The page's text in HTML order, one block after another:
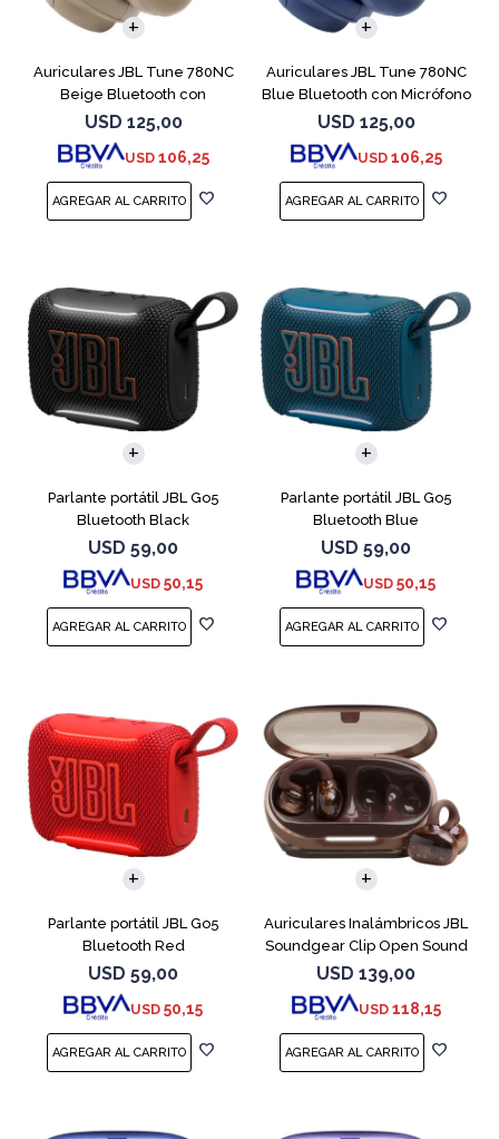
Auriculares JBL Tune 780NC
Beige Bluetooth con
Micrófono
USD 125,00
USD 106,25
Auriculares JBL Tune 780NC
Blue Bluetooth con Micrófono
USD 125,00
USD 106,25
Parlante portátil JBL Go5
Bluetooth Black
USD 59,00
USD 50,15
Parlante portátil JBL Go5
Bluetooth Blue
USD 59,00
USD 50,15
Parlante portátil JBL Go5
Bluetooth Red
USD 59,00
USD 50,15
Auriculares Inalámbricos JBL
Soundgear Clip Open Sound
Cobre
USD 139,00
USD 118,15